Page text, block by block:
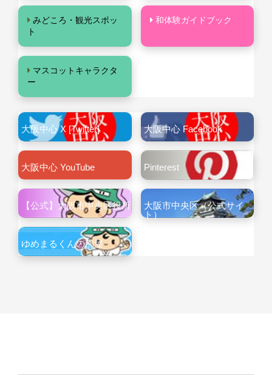
みどころ・観光スポッ
ト
和体験ガイドブック
マスコットキャラクタ
ー
大阪中心 X [Twitter] 大阪中心 Facebook
大阪中心 YouTube Pinterest
【公式】大阪市中央区役所
大阪市中央区（公式サイ
ト）
ゆめまるくんの部屋